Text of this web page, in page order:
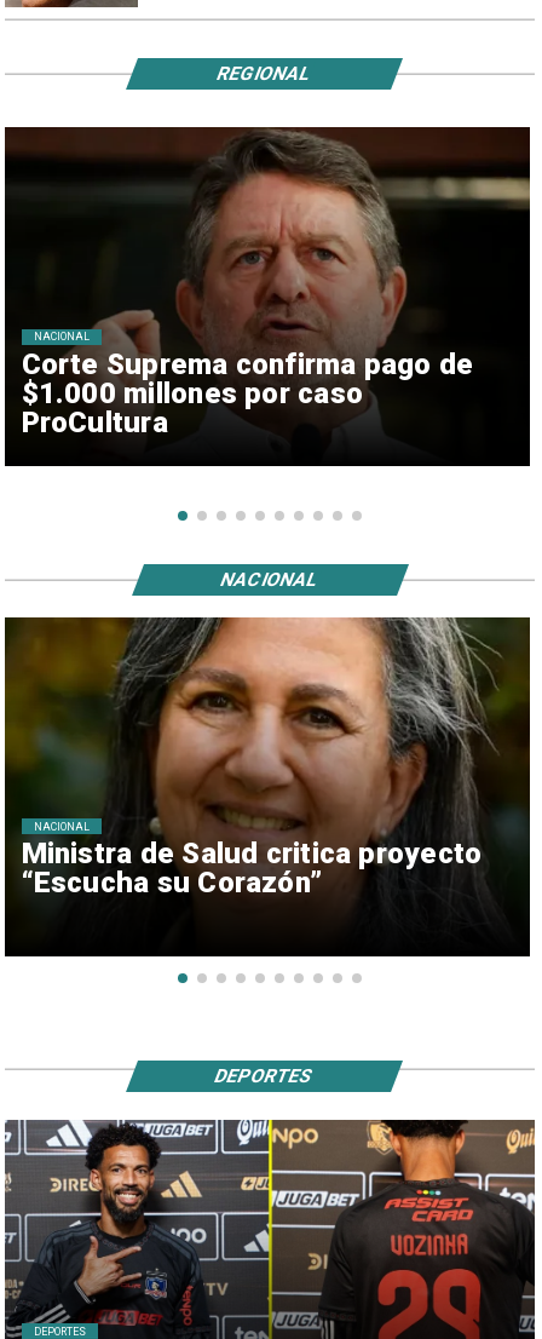
Corte Suprema confirma pago de
$1.000 millones por caso
ProCultura
NACIONAL
REGIONAL
Ministra de Salud critica proyecto
“Escucha su Corazón”
NACIONAL
NACIONAL
DEPORTES
DEPORTES